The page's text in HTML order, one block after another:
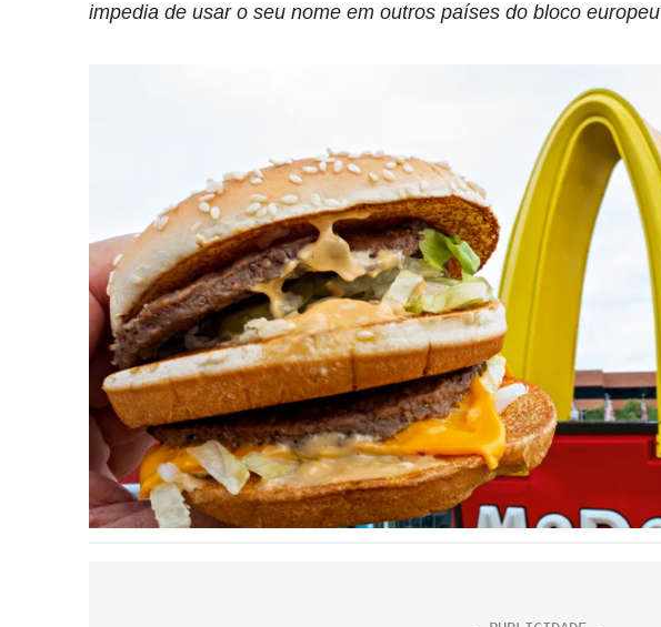
impedia de usar o seu nome em outros países do bloco europeu